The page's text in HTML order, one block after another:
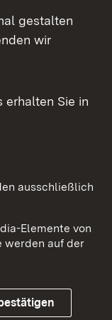
gestalten
wir
erhalten Sie in
ausschließlich
Elemente von
werden auf der